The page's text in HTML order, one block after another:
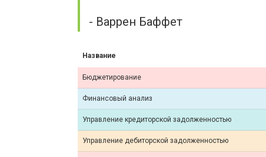
- Варрен Баффет
Название
Бюджетирование
Финансовый анализ
Управление кредиторской задолженностью
Управление дебиторской задолженностью